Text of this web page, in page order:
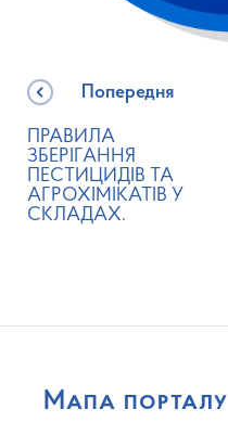
Попередня
ПРАВИЛА
ЗБЕРІГАННЯ
ПЕСТИЦИДІВ ТА
АГРОХІМІКАТІВ У
СКЛАДАХ.
Мапа порталу